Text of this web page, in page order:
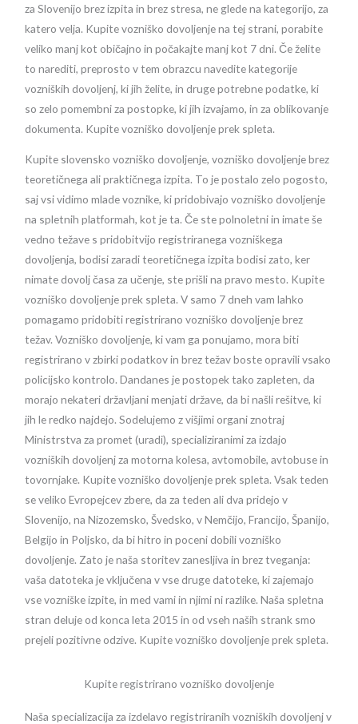
za Slovenijo brez izpita in brez stresa, ne glede na kategorijo, za
katero velja. Kupite vozniško dovoljenje na tej strani, porabite
veliko manj kot običajno in počakajte manj kot 7 dni. Če želite
to narediti, preprosto v tem obrazcu navedite kategorije
vozniških dovoljenj, ki jih želite, in druge potrebne podatke, ki
so zelo pomembni za postopke, ki jih izvajamo, in za oblikovanje
dokumenta. Kupite vozniško dovoljenje prek spleta.
Kupite slovensko vozniško dovoljenje, vozniško dovoljenje brez
teoretičnega ali praktičnega izpita. To je postalo zelo pogosto,
saj vsi vidimo mlade voznike, ki pridobivajo vozniško dovoljenje
na spletnih platformah, kot je ta. Če ste polnoletni in imate še
vedno težave s pridobitvijo registriranega vozniškega
dovoljenja, bodisi zaradi teoretičnega izpita bodisi zato, ker
nimate dovolj časa za učenje, ste prišli na pravo mesto. Kupite
vozniško dovoljenje prek spleta. V samo 7 dneh vam lahko
pomagamo pridobiti registrirano vozniško dovoljenje brez
težav. Vozniško dovoljenje, ki vam ga ponujamo, mora biti
registrirano v zbirki podatkov in brez težav boste opravili vsako
policijsko kontrolo. Dandanes je postopek tako zapleten, da
morajo nekateri državljani menjati države, da bi našli rešitve, ki
jih le redko najdejo. Sodelujemo z višjimi organi znotraj
Ministrstva za promet (uradi), specializiranimi za izdajo
vozniških dovoljenj za motorna kolesa, avtomobile, avtobuse in
tovornjake. Kupite vozniško dovoljenje prek spleta. Vsak teden
se veliko Evropejcev zbere, da za teden ali dva pridejo v
Slovenijo, na Nizozemsko, Švedsko, v Nemčijo, Francijo, Španijo,
Belgijo in Poljsko, da bi hitro in poceni dobili vozniško
dovoljenje. Zato je naša storitev zanesljiva in brez tveganja:
vaša datoteka je vključena v vse druge datoteke, ki zajemajo
vse vozniške izpite, in med vami in njimi ni razlike. Naša spletna
stran deluje od konca leta 2015 in od vseh naših strank smo
prejeli pozitivne odzive. Kupite vozniško dovoljenje prek spleta.
Kupite registrirano vozniško dovoljenje
Naša specializacija za izdelavo registriranih vozniških dovoljenj v